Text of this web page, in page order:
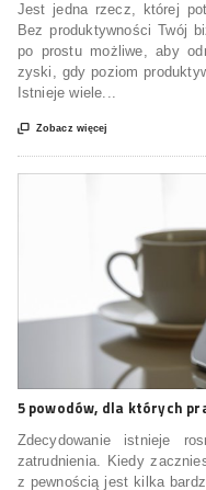
Jest jedna rzecz, której
Bez produktywności Twój
po prostu możliwe, aby
zyski, gdy poziom
Istnieje wiele...
 Zobacz więcej
5 powodów, dla których
Zdecydowanie istnieje
zatrudnienia. Kiedy
z pewnością jest kilka